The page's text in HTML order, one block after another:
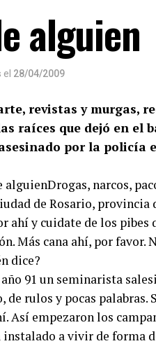
alguien
el 28/04/2009
revistas y murgas,
raíces que dejó en el
por la policía
Drogas, narcos,
de Rosario, provincia
ahí y cuidate de los
Más cana ahí, por favor.
dice?
91 un seminarista
de rulos y pocas
Así empezaron los
instalado a vivir de forma